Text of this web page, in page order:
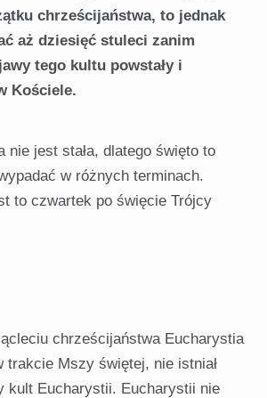
chrześcijaństwa, to jednak
aż dziesięć stuleci zanim
tego kultu powstały i
Kościele.
nie jest stała, dlatego święto to
w różnych terminach.
to czwartek po święcie Trójcy
chrześcijaństwa Eucharystia
trakcie Mszy świętej, nie istniał
kult Eucharystii. Eucharystii nie